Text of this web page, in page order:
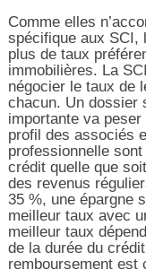
Comme elles
spécifique aux SCI,
plus de taux
immobilières. La
négocier le taux de
chacun. Un dossier
importante va
profil des associés
professionnelle sont
crédit quelle que
des revenus
35 %, une épargne
meilleur taux avec
meilleur taux
de la durée du
remboursement est